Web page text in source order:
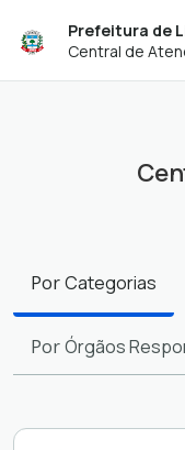
Prefeitura de
Central de
PorCategorias
PorÓrgãos